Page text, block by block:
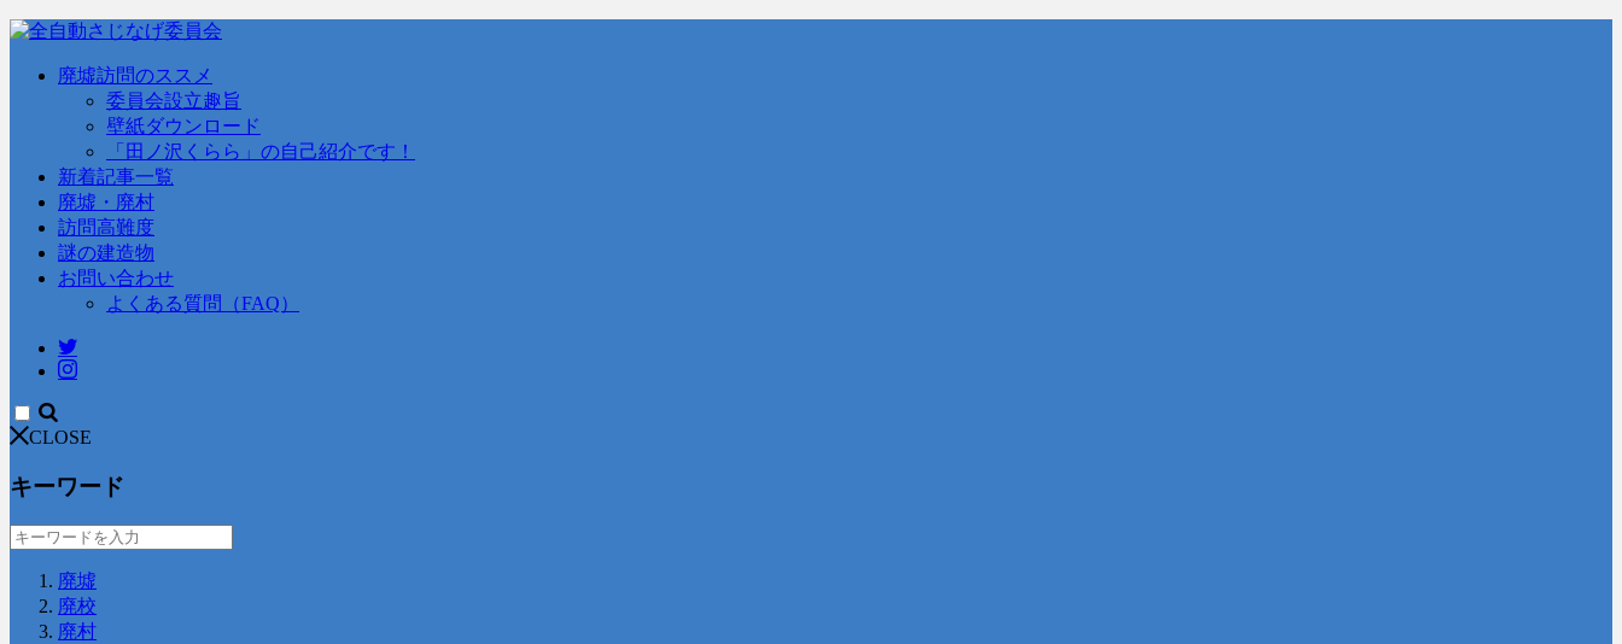
廃墟訪問のススメ
委員会設立趣旨
壁紙ダウンロード
「田ノ沢くらら」の自己紹介です！
新着記事一覧
廃墟・廃村
訪問高難度
謎の建造物
お問い合わせ
よくある質問（FAQ）
CLOSE
キーワード
廃墟
廃校
廃村